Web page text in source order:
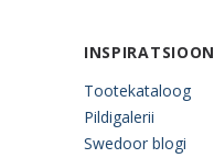
INSPIRATSIOON
Tootekataloog
Pildigalerii
Swedoor blogi